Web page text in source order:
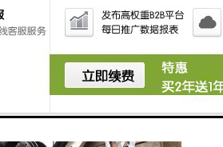
动的缺点。同时鹰嘴剪还比人工切